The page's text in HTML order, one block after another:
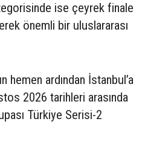
ise çeyrek finale
önemli bir uluslararası
hemen ardından İstanbul’a
2026 tarihleri arasında
Türkiye Serisi-2